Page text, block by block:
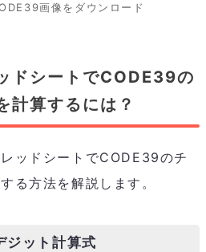
画像をダウンロード
ドシートでCODE39の
計算するには？
ッドシートでCODE39のチ
る方法を解説します。
ジット計算式